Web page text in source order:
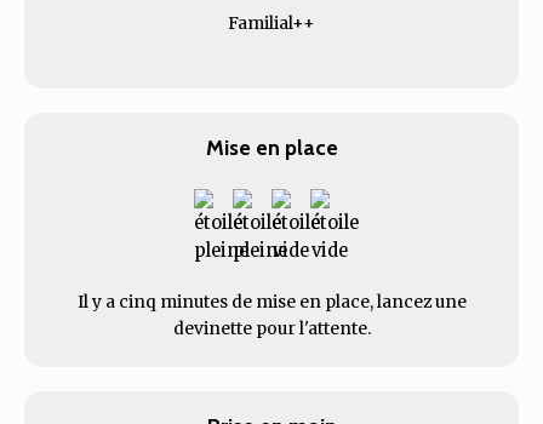
Familial++
Mise en place
Il y a cinq minutes de mise en place, lancez une
devinette pour l'attente.